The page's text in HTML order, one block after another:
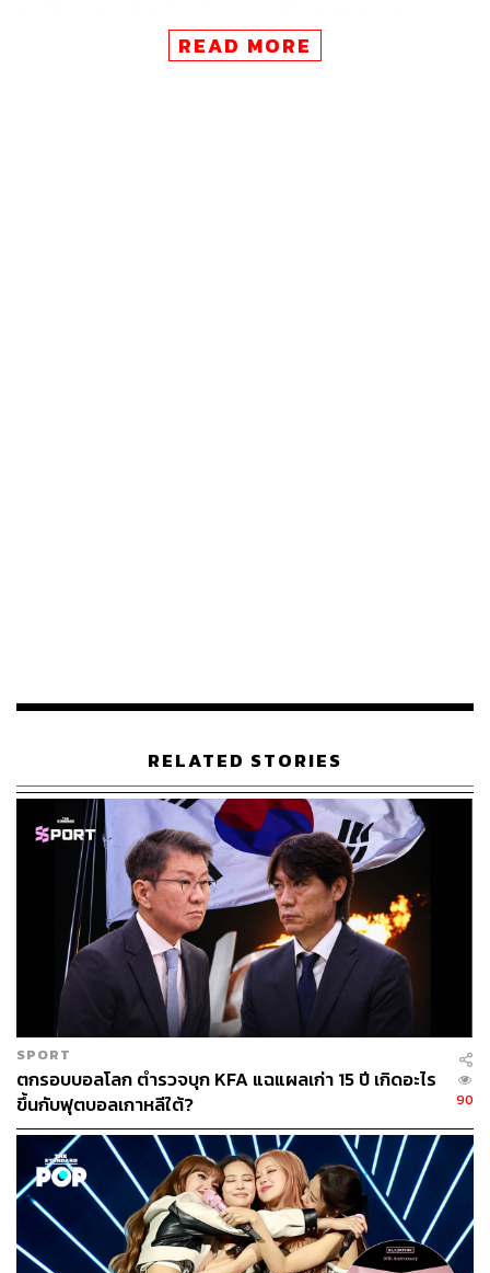
จำนวนมากที่ล้มแล้วไม่สามารถลุกกลับมาได้อีก กลายเป็น
คนไร้บ้าน ล้มละลาย ครอบครัวแตกแยก ความโกรธแค้นที่
READ MORE
RELATED STORIES
SPORT
ตกรอบบอลโลก ตำรวจบุก KFA แฉแผลเก่า 15 ปี เกิดอะไร
ขึ้นกับฟุตบอลเกาหลีใต้?
90